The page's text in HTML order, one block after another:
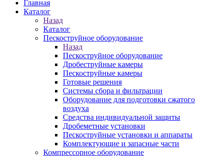
Главная
Каталог
Назад
Каталог
Пескоструйное оборудование
Назад
Пескоструйное оборудование
Дробеструйные камеры
Пескоструйные камеры
Готовые решения
Системы сбора и фильтрации
Оборудование для подготовки сжатого
воздуха
Средства индивидуальной защиты
Дробеметные установки
Пескоструйные установки и аппараты
Комплектующие и запасные части
Компрессорное оборудование